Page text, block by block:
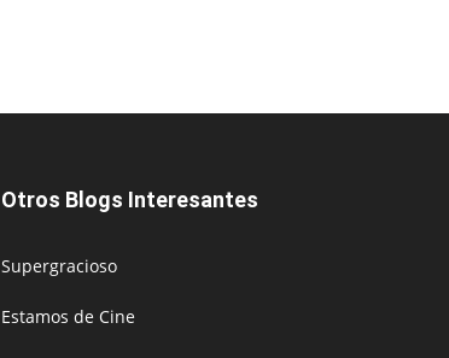
Otros Blogs Interesantes
Supergracioso
Estamos de Cine